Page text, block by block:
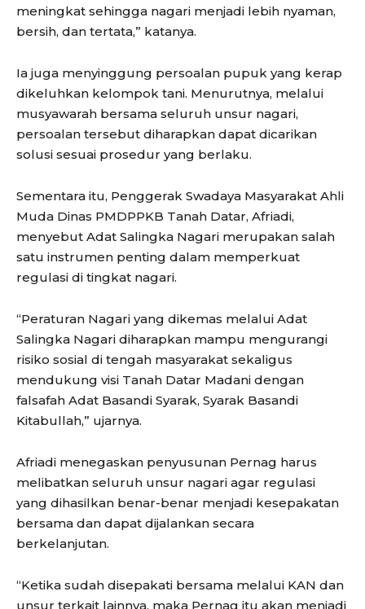
meningkat sehingga nagari menjadi lebih nyaman,
bersih, dan tertata,” katanya.
Ia juga menyinggung persoalan pupuk yang kerap
dikeluhkan kelompok tani. Menurutnya, melalui
musyawarah bersama seluruh unsur nagari,
persoalan tersebut diharapkan dapat dicarikan
solusi sesuai prosedur yang berlaku.
Sementara itu, Penggerak Swadaya Masyarakat Ahli
Muda Dinas PMDPPKB Tanah Datar, Afriadi,
menyebut Adat Salingka Nagari merupakan salah
satu instrumen penting dalam memperkuat
regulasi di tingkat nagari.
“Peraturan Nagari yang dikemas melalui Adat
Salingka Nagari diharapkan mampu mengurangi
risiko sosial di tengah masyarakat sekaligus
mendukung visi Tanah Datar Madani dengan
falsafah Adat Basandi Syarak, Syarak Basandi
Kitabullah,” ujarnya.
Afriadi menegaskan penyusunan Pernag harus
melibatkan seluruh unsur nagari agar regulasi
yang dihasilkan benar-benar menjadi kesepakatan
bersama dan dapat dijalankan secara
berkelanjutan.
“Ketika sudah disepakati bersama melalui KAN dan
unsur terkait lainnya, maka Pernag itu akan menjadi